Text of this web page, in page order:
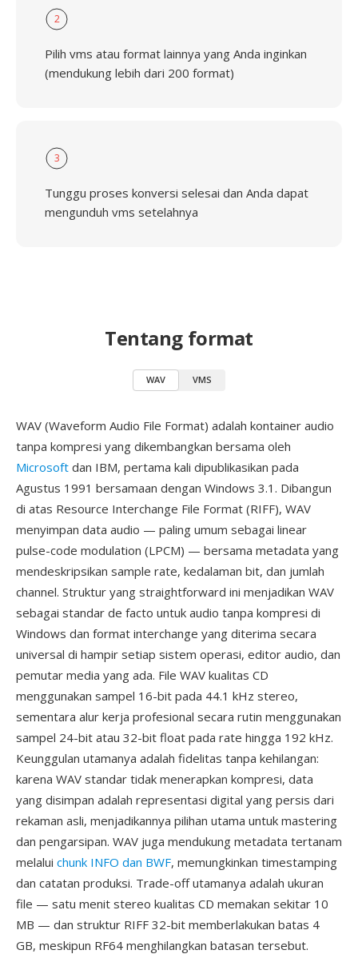
2
Pilih vms atau format lainnya yang Anda inginkan
(mendukung lebih dari 200 format)
3
Tunggu proses konversi selesai dan Anda dapat
mengunduh vms setelahnya
Tentang format
WAV VMS
WAV (Waveform Audio File Format) adalah kontainer audio
tanpa kompresi yang dikembangkan bersama oleh
Microsoft dan IBM, pertama kali dipublikasikan pada
Agustus 1991 bersamaan dengan Windows 3.1. Dibangun
di atas Resource Interchange File Format (RIFF), WAV
menyimpan data audio — paling umum sebagai linear
pulse-code modulation (LPCM) — bersama metadata yang
mendeskripsikan sample rate, kedalaman bit, dan jumlah
channel. Struktur yang straightforward ini menjadikan WAV
sebagai standar de facto untuk audio tanpa kompresi di
Windows dan format interchange yang diterima secara
universal di hampir setiap sistem operasi, editor audio, dan
pemutar media yang ada. File WAV kualitas CD
menggunakan sampel 16-bit pada 44.1 kHz stereo,
sementara alur kerja profesional secara rutin menggunakan
sampel 24-bit atau 32-bit float pada rate hingga 192 kHz.
Keunggulan utamanya adalah fidelitas tanpa kehilangan:
karena WAV standar tidak menerapkan kompresi, data
yang disimpan adalah representasi digital yang persis dari
rekaman asli, menjadikannya pilihan utama untuk mastering
dan pengarsipan. WAV juga mendukung metadata tertanam
melalui chunk INFO dan BWF, memungkinkan timestamping
dan catatan produksi. Trade-off utamanya adalah ukuran
file — satu menit stereo kualitas CD memakan sekitar 10
MB — dan struktur RIFF 32-bit memberlakukan batas 4
GB, meskipun RF64 menghilangkan batasan tersebut.